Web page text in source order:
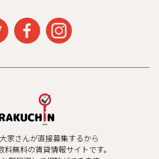
家さんが直接募集するから
無料の賃貸情報サイトです。